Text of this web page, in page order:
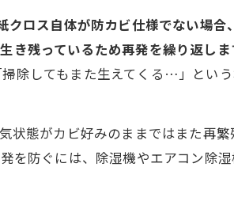
クロス自体が防カビ仕様でない場合
き残っているため再発を繰り返しま
除してもまた生えてくる…」という
状態がカビ好みのままではまた再繁
を防ぐには、除湿機やエアコン除湿